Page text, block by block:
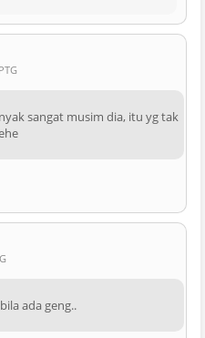
sangat musim dia, itu yg tak
ada geng..